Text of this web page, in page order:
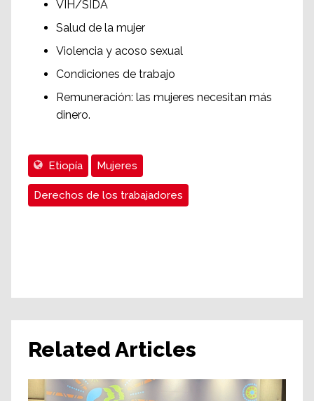
VIH/SIDA
Salud de la mujer
Violencia y acoso sexual
Condiciones de trabajo
Remuneración: las mujeres necesitan más
dinero.
Etiopía Mujeres
Derechos de los trabajadores
Related Articles